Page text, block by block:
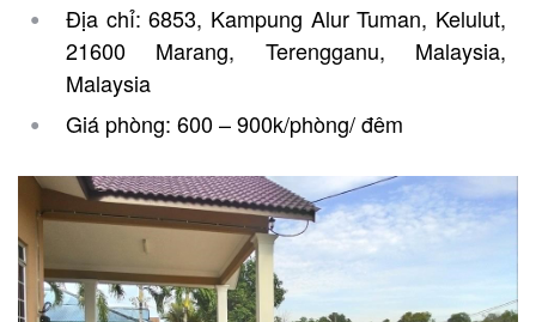
Địa chỉ: 6853, Kampung Alur Tuman, Kelulut,
21600 Marang, Terengganu, Malaysia,
Malaysia
Giá phòng: 600 – 900k/phòng/ đêm